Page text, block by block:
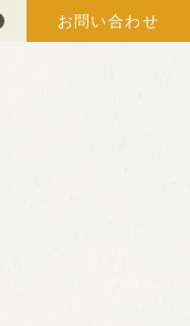
お問い合わせ